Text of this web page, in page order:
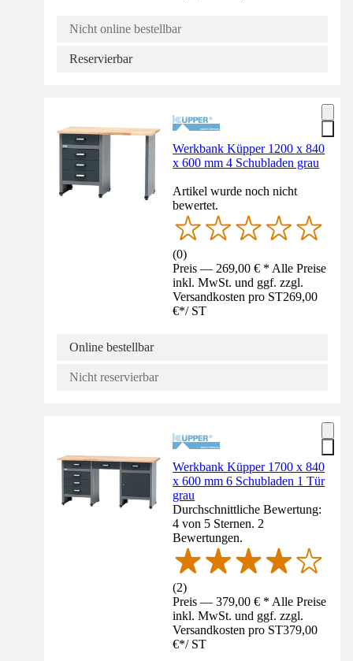
Nicht online bestellbar
Reservierbar
Werkbank Küpper 1200 x 840
x 600 mm 4 Schubladen grau
Artikel wurde noch nicht
bewertet.
(0)
Preis — 269,00 € * Alle Preise
inkl. MwSt. und ggf. zzgl.
Versandkosten pro ST269,00
€*/ ST
Online bestellbar
Nicht reservierbar
Werkbank Küpper 1700 x 840
x 600 mm 6 Schubladen 1 Tür
grau
Durchschnittliche Bewertung:
4 von 5 Sternen. 2
Bewertungen.
(2)
Preis — 379,00 € * Alle Preise
inkl. MwSt. und ggf. zzgl.
Versandkosten pro ST379,00
€*/ ST